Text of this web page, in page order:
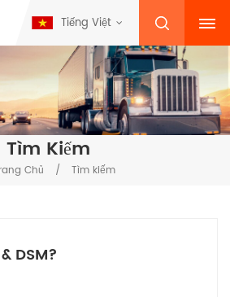
Tiếng Việt
Tìm Kiếm
Chủ / Tìm kiếm
DSM?